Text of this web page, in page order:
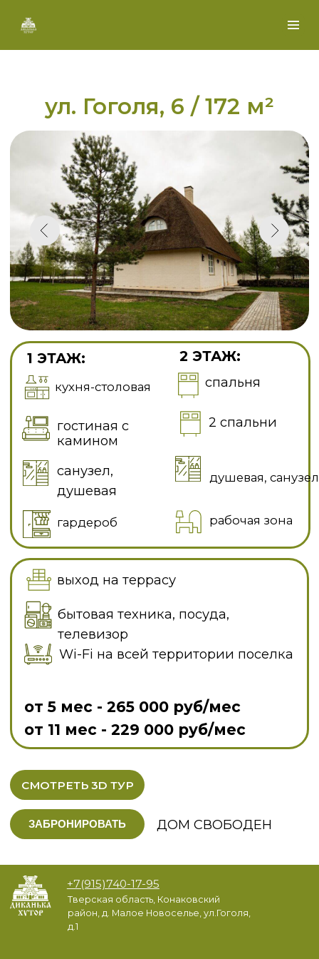
от 11 мес - 229 000 руб/мес
выход на террасу
1 ЭТАЖ:
кухня-столовая
гостиная с
камином
2 спальни
рабочая зона
душевая
душевая, санузел
2 ЭТАЖ:
Wi-Fi на всей территории поселка
бытовая техника, посуда,
ЗАБРОНИРОВАТЬ ДОМ СВОБОДЕН
СМОТРЕТЬ 3D ТУР
Политика конфиденциальности
Согласие на обработку персональных данных
© 2026 Диканька
КОНТАКТЫ
РАЗМЕЩЕНИЕ
+7(915)740-17-95
Тверская область, Конаковский
район, д. Малое Новоселье, ул.Гоголя,
д.1
О ПОСЕЛКЕ
УСЛУГИ
ТЕЛЕГРАМ КАНАЛ